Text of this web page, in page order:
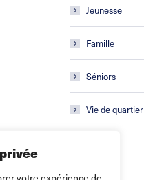
Jeunesse
Famille
Séniors
Vie de quartier